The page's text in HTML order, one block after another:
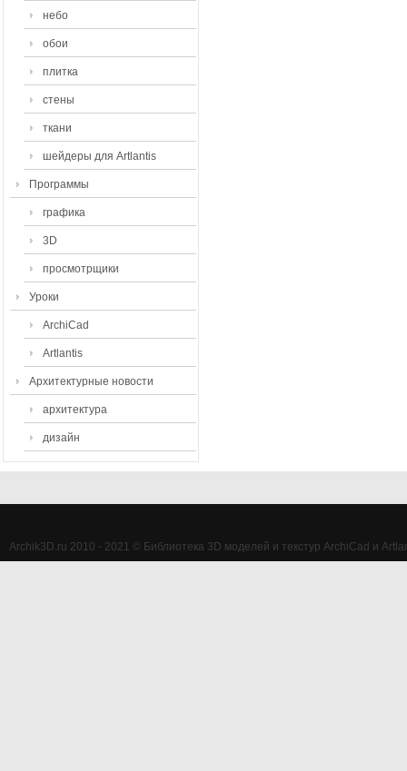
небо
обои
плитка
стены
ткани
шейдеры для Artlantis
Программы
графика
3D
просмотрщики
Уроки
ArchiCad
Artlantis
Архитектурные новости
архитектура
дизайн
Archik3D.ru 2010 - 2021 © Библиотека 3D моделей и текстур ArchiCad и